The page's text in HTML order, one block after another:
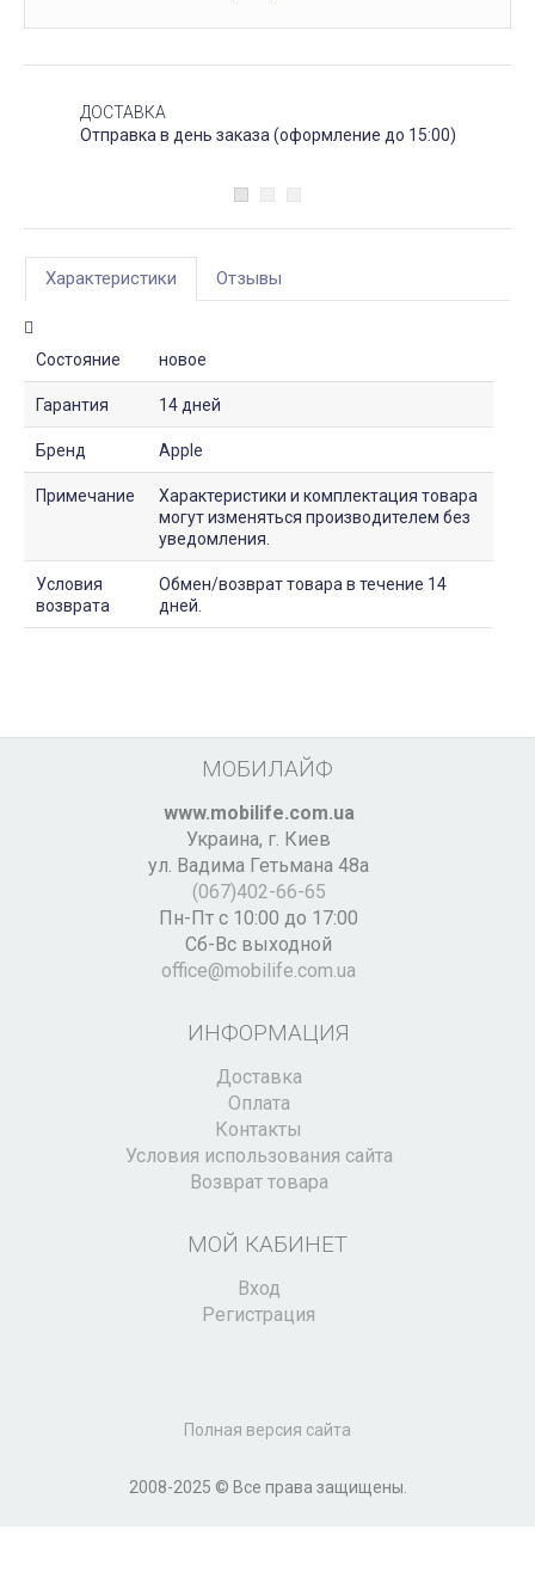
ДОСТАВКА
Отправка в день заказа (оформление до 15:00)
Характеристики Отзывы
Состояние новое
Гарантия 14 дней
Бренд Apple
Примечание
Характеристики и комплектация товара
могут изменяться производителем без
уведомления.
Условия
возврата
Обмен/возврат товара в течение 14
дней.
МОБИЛАЙФ
www.mobilife.com.ua
Украина, г. Киев
ул. Вадима Гетьмана 48а
(067)402-66-65
Пн-Пт с 10:00 до 17:00
Сб-Вс выходной
office@mobilife.com.ua
ИНФОРМАЦИЯ
Доставка
Оплата
Контакты
Условия использования сайта
Возврат товара
МОЙ КАБИНЕТ
Вход
Регистрация
Полная версия сайта
2008-2025 © Все права защищены.